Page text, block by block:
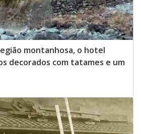
montanhosa, o hotel
decorados com tatames e um